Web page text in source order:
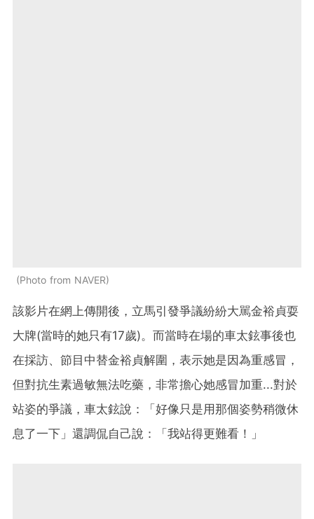
Photo from NAVER
該影片在網上傳開後，立馬引發爭議紛紛大駡金裕貞耍
大牌(當時的她只有17歲)。而當時在場的車太鉉事後也
在採訪、節目中替金裕貞解圍，表示她是因為重感冒，
但對抗生素過敏無法吃藥，非常擔心她感冒加重...對於
站姿的爭議，車太鉉說：「好像只是用那個姿勢稍微休
息了一下」還調侃自己說：「我站得更難看！」